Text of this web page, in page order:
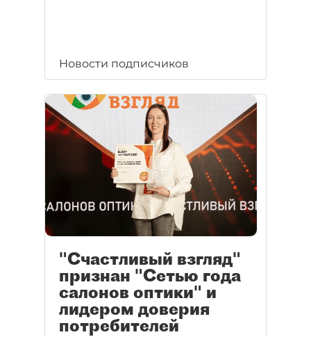
Новости подписчиков
"Счастливый взгляд"
признан "Сетью года
салонов оптики" и
лидером доверия
потребителей